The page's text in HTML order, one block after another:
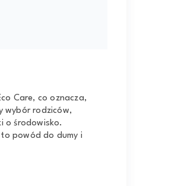
Care, co oznacza,
wybór rodziców,
o środowisko.
powód do dumy i